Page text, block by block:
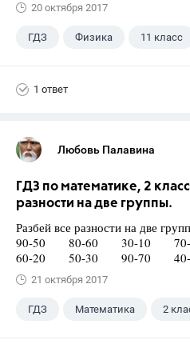
20 октября 2017
ГДЗ Физика 11 класс
1 ответ
Любовь Палавина
ГДЗ по математике, 2
разности на две группы.
Разбей все разности на две
90-50 80-60 30-10 70-
60-20 50-30 90-70 40-
21 октября 2017
ГДЗ Математика 2